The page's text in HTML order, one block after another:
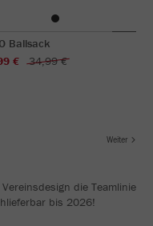
Ballsack
€
34,99 €
Weiter
die Teamlinie
bis 2026!